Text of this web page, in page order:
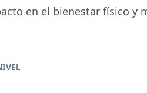
en el bienestar físico y